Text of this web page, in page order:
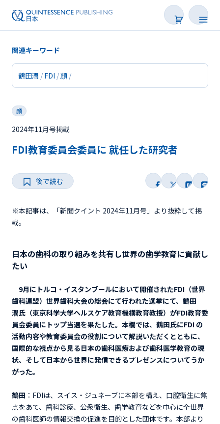
新着
後で読む
関連キーワード
鶴田潤 FDI 顔
顔
2024年11月号掲載
FDI教育委員会委員に 就任した研究者
後で読む
※本記事は、「新聞クイント 2024年11月号」より抜粋して掲
載。
日本の歯科の取り組みを共有し世界の歯学教育に貢献し
たい
9月にトルコ・イスタンブールにおいて開催されたFDI（世界
歯科連盟）世界歯科大会の総会にて行われた選挙にて、鶴田
潤氏（東京科学大学ヘルスケア教育機構教育教授）がFDI教育委
員会委員にトップ当選を果たした。本欄では、鶴田氏にFDI の
活動内容や教育委員会の役割について解説いただくとともに、
国際的な視点から見る日本の歯科医療および歯科医学教育の現
状、そして日本から世界に発信できるプレゼンスについてうか
がった。
鶴田 ：FDIは、スイス・ジュネーブに本部を構え、口腔衛生に焦
点をあて、歯科診療、公衆衛生、歯学教育などを中心に全世界
の歯科医師の情報交換の促進を目的とした団体です。本部より